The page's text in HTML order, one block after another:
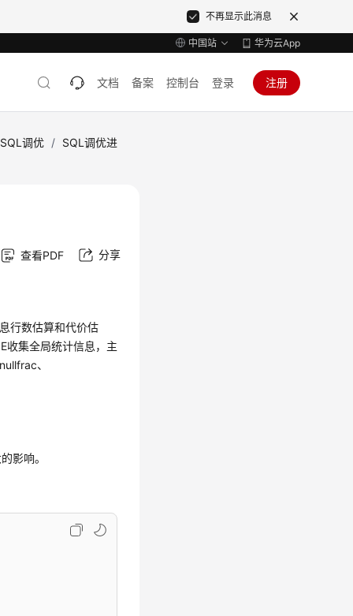
不再显示此消息
中国站 华为云App
文档 备案 控制台 登录 注册
SQL调优 / SQL调优进
查看PDF 分享
行数估算和代价估
收集全局统计信息，主
、
影响。